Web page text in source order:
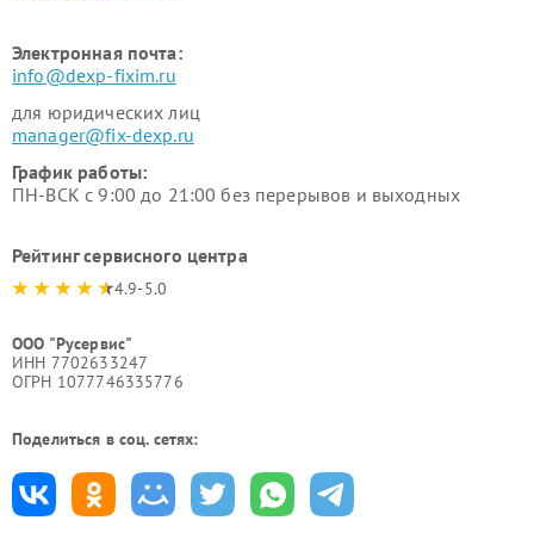
Электронная почта:
info@dexp-fixim.ru
для юридических лиц
manager@fix-dexp.ru
График работы:
ПН-ВСК с 9:00 до 21:00 без перерывов и выходных
Рейтинг сервисного центра
4.9-5.0
ООО "Русервис"
ИНН 7702633247
ОГРН 1077746335776
Поделиться в соц. сетях: